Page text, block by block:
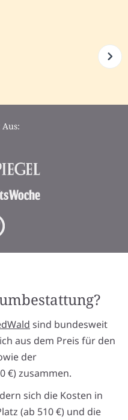
sind bundesweit
aus dem Preis für den
der
€) zusammen.
sich die Kosten in
(ab 510 €) und die